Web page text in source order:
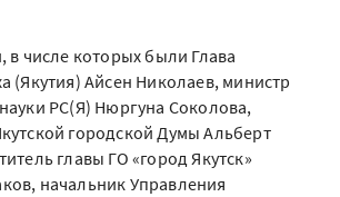
в числе которых были Глава
(Якутия) Айсен Николаев, министр
РС(Я) Нюргуна Соколова,
городской Думы Альберт
главы ГО «город Якутск»
начальник Управления